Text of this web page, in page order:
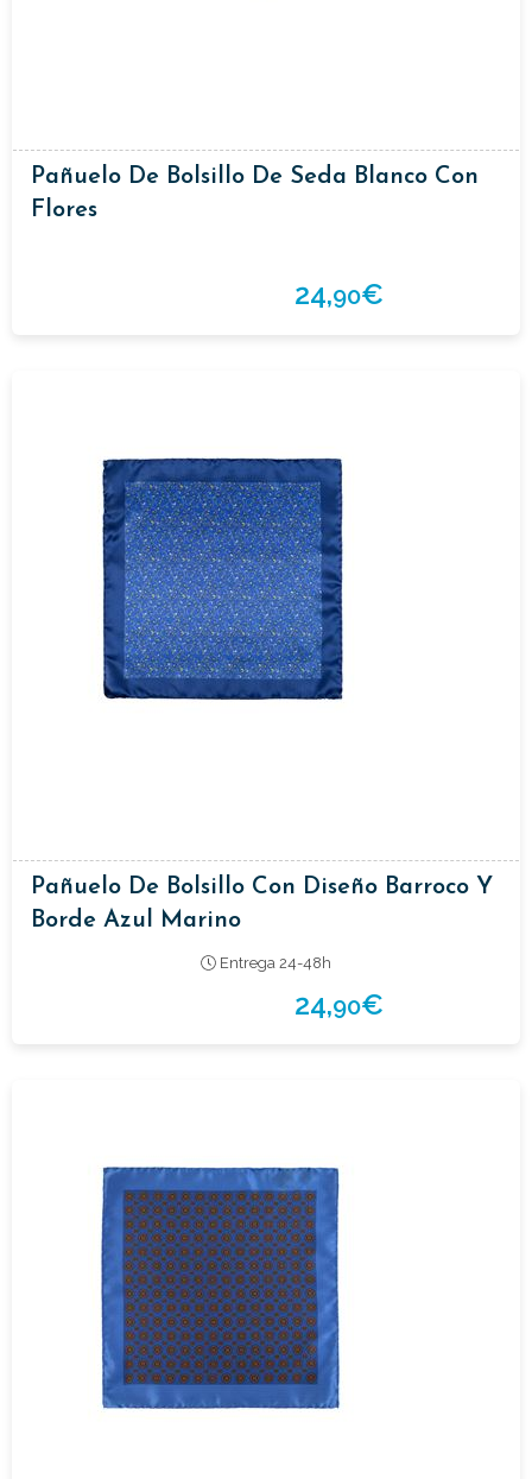
Pañuelo De Bolsillo De Seda Blanco Con
Flores
24,90€
Pañuelo De Bolsillo Con Diseño Barroco Y
Borde Azul Marino
Entrega 24-48h
24,90€